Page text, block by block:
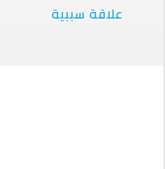
علاقة سببية